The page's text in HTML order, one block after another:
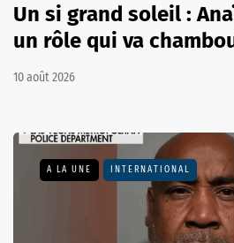
Un si grand soleil :
un rôle qui va
10 août 2026
A LA UNE INTERNATIONAL